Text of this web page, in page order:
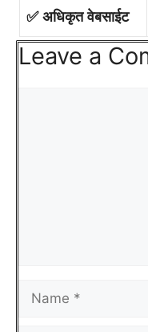
✅ अधिकृत वेबसाईट
Leave a